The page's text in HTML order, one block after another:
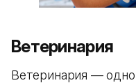
Ветеринария
Ветеринария —